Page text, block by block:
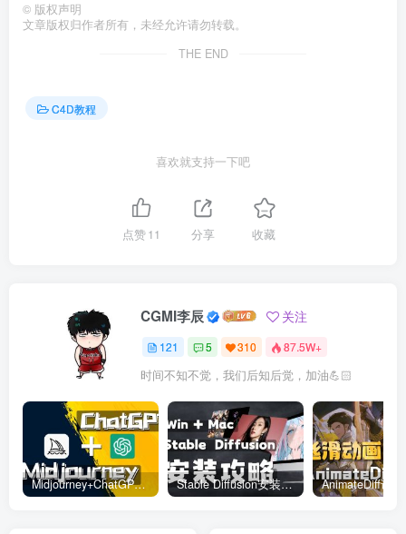
© 版权声明
文章版权归作者所有，未经允许请勿转载。
THE END
C4D教程
喜欢就支持一下吧
点赞11 分享 收藏
CGMI李辰 关注
121 5 310 87.5W+
时间不知不觉，我们后知后觉，加油💪🏻
Midjourney+ChatGPT精准控制关键词 Stable Diffusion安装教程